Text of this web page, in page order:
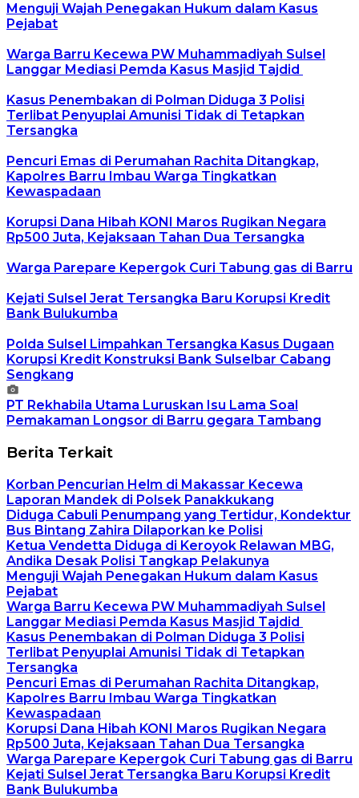
Menguji Wajah Penegakan Hukum dalam Kasus
Pejabat
Warga Barru Kecewa PW Muhammadiyah Sulsel
Langgar Mediasi Pemda Kasus Masjid Tajdid
Kasus Penembakan di Polman Diduga 3 Polisi
Terlibat Penyuplai Amunisi Tidak di Tetapkan
Tersangka
Pencuri Emas di Perumahan Rachita Ditangkap,
Kapolres Barru Imbau Warga Tingkatkan
Kewaspadaan
Korupsi Dana Hibah KONI Maros Rugikan Negara
Rp500 Juta, Kejaksaan Tahan Dua Tersangka
Warga Parepare Kepergok Curi Tabung gas di Barru
Kejati Sulsel Jerat Tersangka Baru Korupsi Kredit
Bank Bulukumba
Polda Sulsel Limpahkan Tersangka Kasus Dugaan
Korupsi Kredit Konstruksi Bank Sulselbar Cabang
Sengkang
PT Rekhabila Utama Luruskan Isu Lama Soal
Pemakaman Longsor di Barru gegara Tambang
Berita Terkait
Korban Pencurian Helm di Makassar Kecewa
Laporan Mandek di Polsek Panakkukang
Diduga Cabuli Penumpang yang Tertidur, Kondektur
Bus Bintang Zahira Dilaporkan ke Polisi
Ketua Vendetta Diduga di Keroyok Relawan MBG,
Andika Desak Polisi Tangkap Pelakunya
Menguji Wajah Penegakan Hukum dalam Kasus
Pejabat
Warga Barru Kecewa PW Muhammadiyah Sulsel
Langgar Mediasi Pemda Kasus Masjid Tajdid
Kasus Penembakan di Polman Diduga 3 Polisi
Terlibat Penyuplai Amunisi Tidak di Tetapkan
Tersangka
Pencuri Emas di Perumahan Rachita Ditangkap,
Kapolres Barru Imbau Warga Tingkatkan
Kewaspadaan
Korupsi Dana Hibah KONI Maros Rugikan Negara
Rp500 Juta, Kejaksaan Tahan Dua Tersangka
Warga Parepare Kepergok Curi Tabung gas di Barru
Kejati Sulsel Jerat Tersangka Baru Korupsi Kredit
Bank Bulukumba